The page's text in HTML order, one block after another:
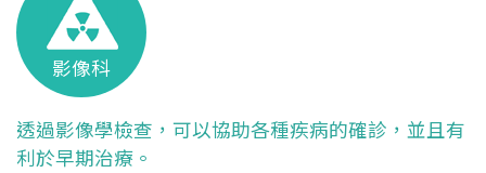
影像科
透過影像學檢查，可以協助各種疾病的確診，並且有
利於早期治療。